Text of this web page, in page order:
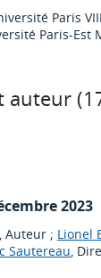
Paris
Paris-Est
auteur (
2023
, Auteur ; Lionel
Sautereau,